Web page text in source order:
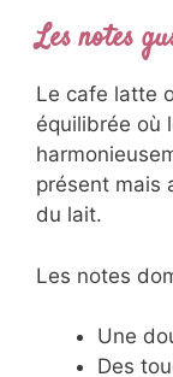
Les notes
Le cafe latte
équilibrée où
présent mais
du lait.
Les notes
Une
Des